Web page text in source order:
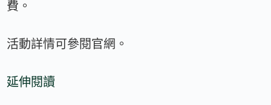
費。
活動詳情可參閱官網。
延伸閱讀